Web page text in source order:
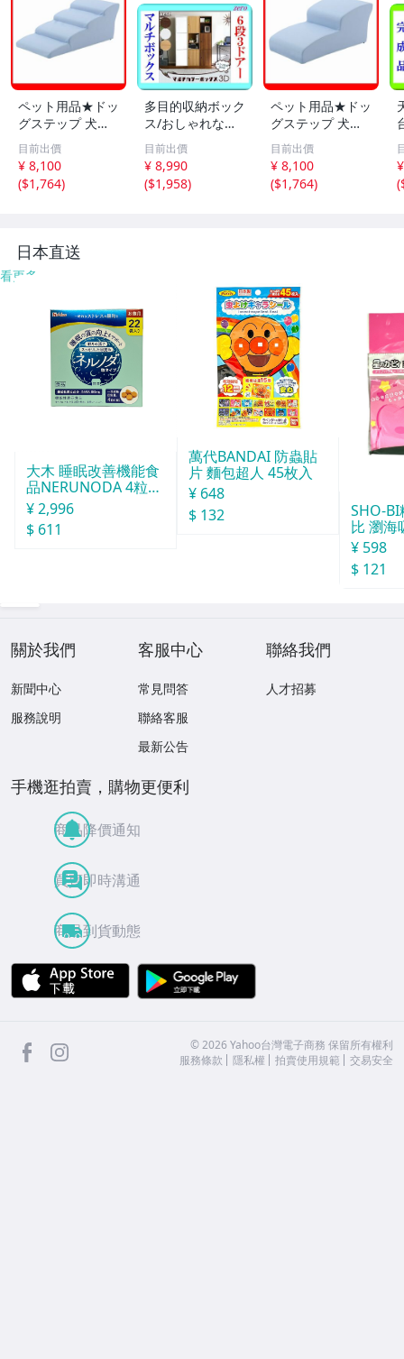
ペット用品★ドッ
グステップ 犬用
階段4段タイプ/胴
長 短足 超小型犬
用 ミニチュアダ
ックスフンド 他/
a4
目前出價
¥ 8,100
($1,764)
多目的収納ボック
ス/おしゃれなマ
ルチカラーボック
ス 6段3枚扉/キャ
ビネット 飾り棚
本棚 テレビ台 食
目前出價
¥ 8,990
($1,958)
ペット用品★ドッ
グステップ 犬用
階段2段タイプ/小
型 中型犬用 豆柴
他/ソファ ベッド
の上り下り/日本
目前出價
¥ 8,100
($1,764)
(
日本直送
看更多
大木 睡眠改善機能食
品NERUNODA 4粒22
袋
¥ 2,996
$ 611
萬代BANDAI 防蟲貼
片 麵包超人 45枚入
¥ 648
$ 132
SHO-
比 瀏海
¥ 598
$ 121
關於我們
新聞中心
服務說明
客服中心
常見問答
聯絡客服
最新公告
聯絡我們
人才招募
手機逛拍賣，購物更便利
商品降價通知
買賣即時溝通
商品到貨動態
APP Store
facebook ©2026 Yahoo台灣電子商務 保留所有權利
服務條款
隱私權 拍賣使用規範 交易安全